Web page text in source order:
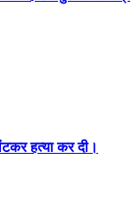
हत्या कर दी।